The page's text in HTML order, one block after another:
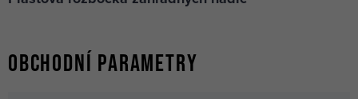
Obchodní parametry